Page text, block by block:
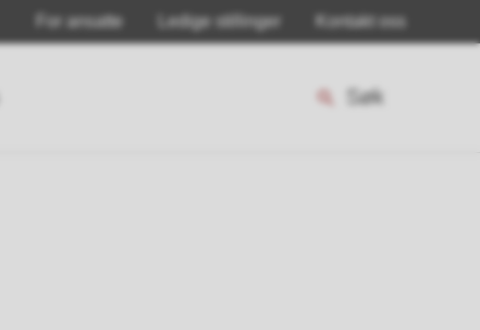
For ansatte Ledige stillinger Kontakt oss
Søk